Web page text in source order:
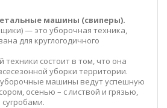
машины (свиперы).
— это уборочная техника,
для круглогодичного
техники состоит в том, что она
уборки территории.
машины ведут успешную
осенью – с листвой и грязью,